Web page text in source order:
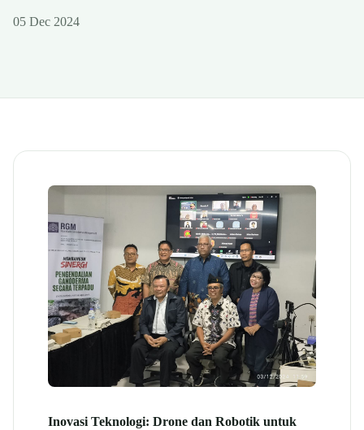
05 Dec 2024
Inovasi Teknologi: Drone dan Robotik untuk